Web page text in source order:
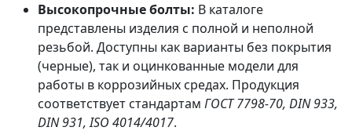
Высокопрочные болты: В каталоге
представлены изделия с полной и неполной
резьбой. Доступны как варианты без покрытия
(черные), так и оцинкованные модели для
работы в коррозийных средах. Продукция
соответствует стандартам ГОСТ 7798-70, DIN 933,
DIN 931, ISO 4014/4017.